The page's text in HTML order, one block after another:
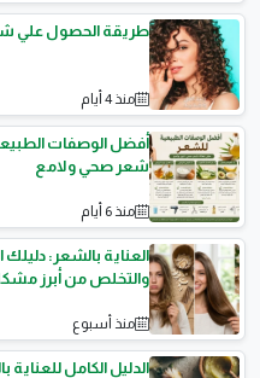
طريقة الحصول علي
منذ 4 أيام
أفضل الوصفات
شعر صحي ولامع
منذ 6 أيام
العناية بالشعر:
والتخلص من أبرز
منذ أسبوع